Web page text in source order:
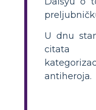
U dnu
citata
antiheroja.